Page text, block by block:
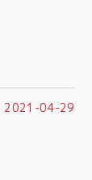
2021-04-29